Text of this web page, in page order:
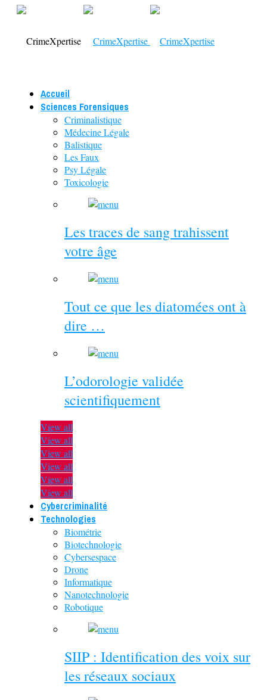
Accueil
Sciences Forensiques
Criminalistique
Médecine Légale
Balistique
Les Faux
Psy Légale
Toxicologie
Les traces de sang trahissent
votre âge
Tout ce que les diatomées ont à
dire …
L’odorologie validée
scientifiquement
View all
View all
View all
View all
View all
View all
Cybercriminalité
Technologies
Biométrie
Biotechnologie
Cybersespace
Drone
Informatique
Nanotechnologie
Robotique
SIIP : Identification des voix sur
les réseaux sociaux